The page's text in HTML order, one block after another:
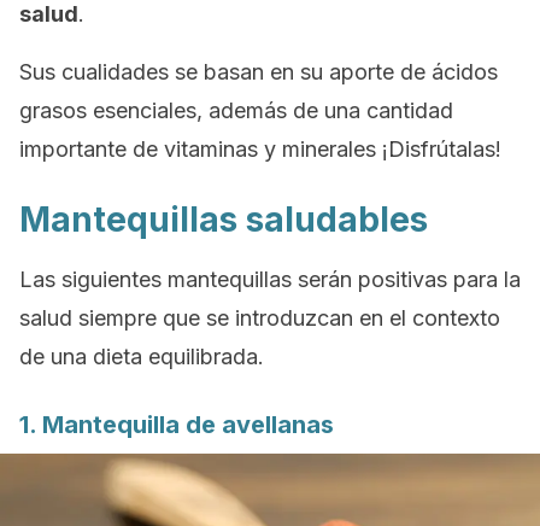
salud.
Sus cualidades se basan en su aporte de ácidos
grasos esenciales, además de una cantidad
importante de vitaminas y minerales ¡Disfrútalas!
Mantequillas saludables
Las siguientes mantequillas serán positivas para la
salud siempre que se introduzcan en el contexto
de una dieta equilibrada.
1. Mantequilla de avellanas